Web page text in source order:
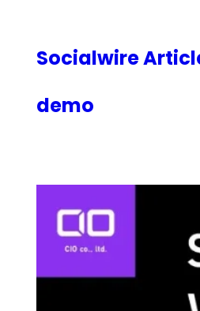
Socialwire
demo